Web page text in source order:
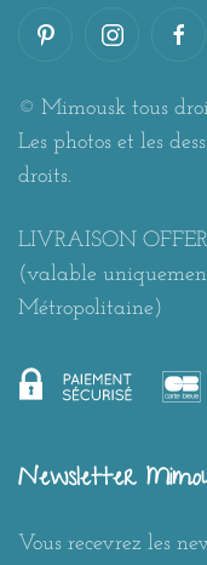
© Mimousk tous
Les photos et les
droits.
LIVRAISON
(valable
Métropolitaine)
Newsletter
Vous recevrez les